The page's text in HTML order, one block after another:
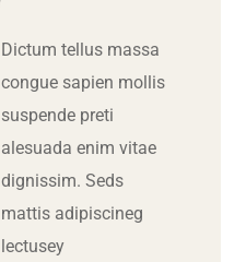
Dictum tellus massa
congue sapien mollis
suspende preti
alesuada enim vitae
dignissim. Seds
mattis adipiscineg
lectusey